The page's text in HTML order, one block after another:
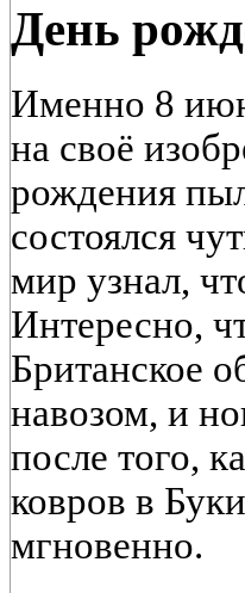
День
Именно 8
на своё
рождения
состоялся
мир узнал,
Интересно,
Британское
навозом, и
после того,
ковров в
мгновенно.